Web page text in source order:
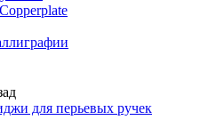
для перьевых ручек